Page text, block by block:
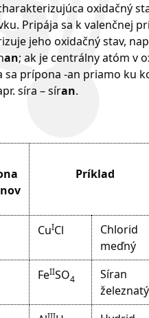
oxidačný
Pripája sa k valenčnej
jeho oxidačný stav,
an; ak je centrálny atóm v
sa prípona -an priamo ku
síra – síran.
Príklad
CuICl
Chlorid
meďný
FeIISO4
Síran
železnatý